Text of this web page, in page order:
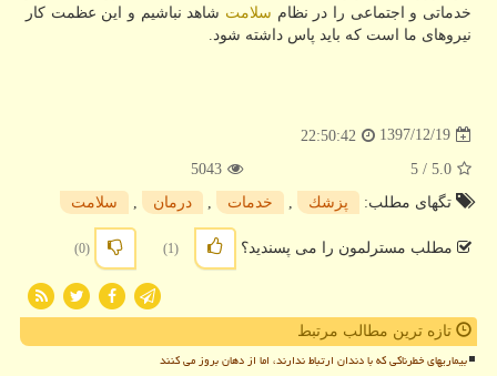
خدماتی و اجتماعی را در نظام سلامت شاهد نباشیم و این عظمت كار
نیروهای ما است كه باید پاس داشته شود.
1397/12/19
22:50:42
5.0
/ 5
5043
تگهای مطلب:
پزشك خدمات درمان سلامت
مطلب مسترلمون را می پسندید؟ (1)
(0)
تازه ترین مطالب مرتبط
بیماریهای خطرناکی که با دندان ارتباط ندارند، اما از دهان بروز می کنند